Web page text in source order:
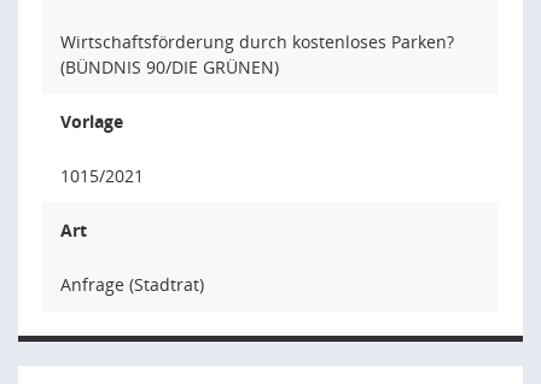
Wirtschaftsförderung durch kostenloses Parken?
(BÜNDNIS 90/DIE GRÜNEN)
Vorlage
1015/2021
Art
Anfrage (Stadtrat)